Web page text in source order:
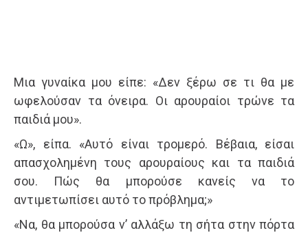
Μια γυναίκα μου είπε: «Δεν ξέρω σε τι θα με
ωφελούσαν τα όνειρα. Οι αρουραίοι τρώνε τα
παιδιά μου».
«Ω», είπα. «Αυτό είναι τρομερό. Βέβαια, είσαι
απασχολημένη τους αρουραίους και τα παιδιά
σου. Πώς θα μπορούσε κανείς να το
αντιμετωπίσει αυτό το πρόβλημα;»
«Να, θα μπορούσα ν’ αλλάξω τη σήτα στην πόρτα